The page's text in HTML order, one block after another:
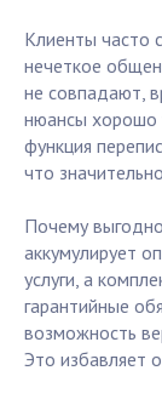
Клиенты часто
нечеткое
не совпадают,
нюансы хорошо
функция
что
Почему
аккумулирует
услуги, а
гарантийные
возможность
Это избавляет